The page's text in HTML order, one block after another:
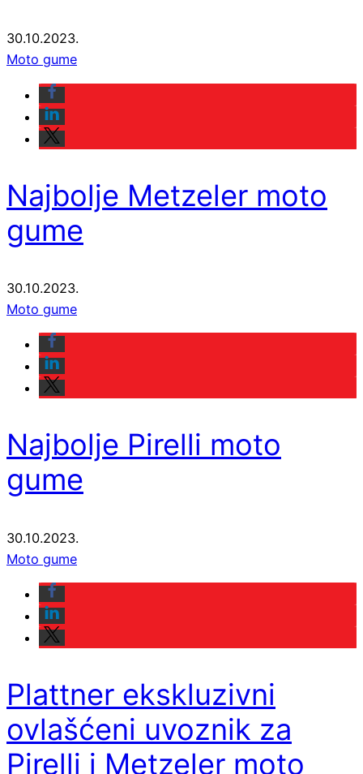
30.10.2023.
Moto gume
Najbolje Metzeler moto
gume
30.10.2023.
Moto gume
Najbolje Pirelli moto
gume
30.10.2023.
Moto gume
Plattner ekskluzivni
ovlašćeni uvoznik za
Pirelli i Metzeler moto